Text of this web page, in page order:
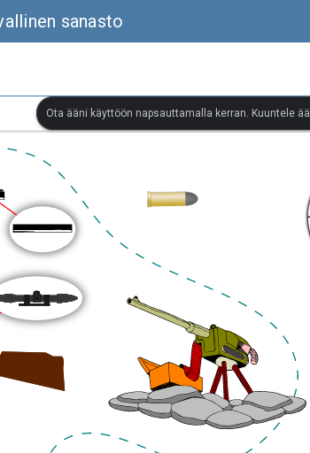
sanasto
Ota ääni käyttöön napsauttamalla kerran. Kuuntele